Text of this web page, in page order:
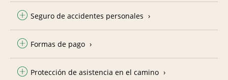
Seguro de accidentes personales
Formas de pago
Protección de asistencia en el camino